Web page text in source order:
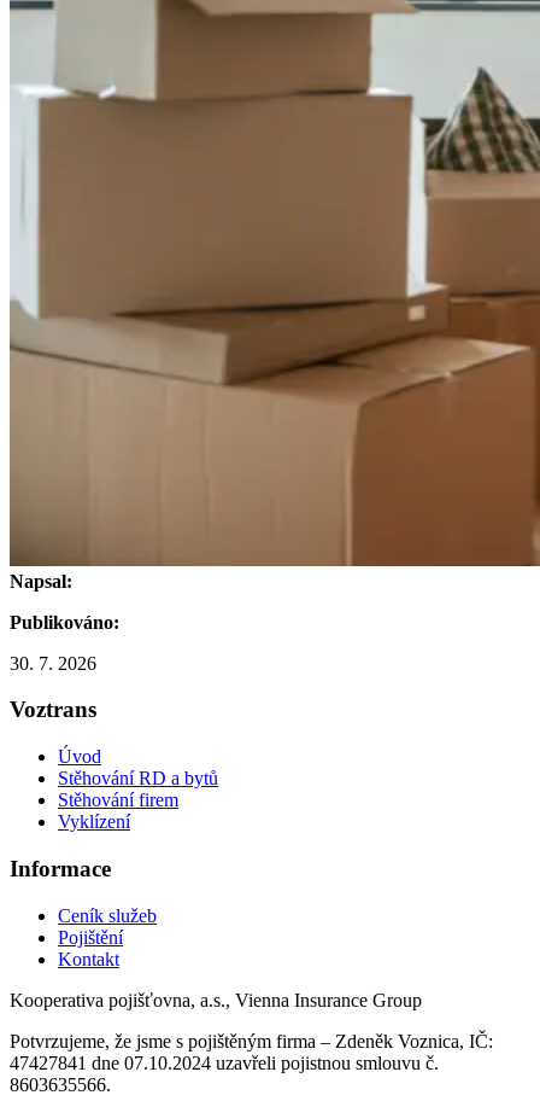
Napsal:
Publikováno:
30. 7. 2026
Voztrans
Úvod
Stěhování RD a bytů
Stěhování firem
Vyklízení
Informace
Ceník služeb
Pojištění
Kontakt
Kooperativa pojišťovna, a.s., Vienna Insurance Group
Potvrzujeme, že jsme s pojištěným firma – Zdeněk Voznica, IČ:
47427841 dne 07.10.2024 uzavřeli pojistnou smlouvu č.
8603635566.